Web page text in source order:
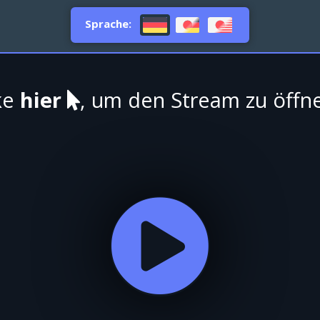
Sprache:
hier , um den Stream zu